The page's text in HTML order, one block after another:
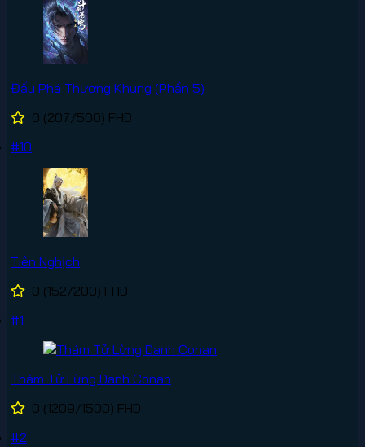
Đấu Phá Thương Khung (Phần 5)
0 (207/500) FHD
#10
Tiên Nghịch
0 (152/200) FHD
#1
Thám Tử Lừng Danh Conan
0 (1209/1500) FHD
#2